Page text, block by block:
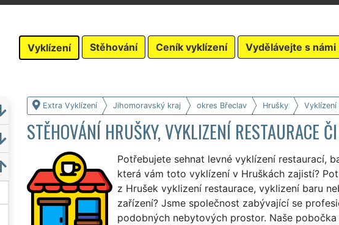
Vyklízení Stěhování Ceník vyklízení Vydělávejte s námi
Extra Vyklízení Jihomoravský kraj okres Břeclav Hrušky Vyklízení
STĚHOVÁNÍ HRUŠKY, VYKLIZENÍ RESTAURACE
Potřebujete sehnat levné vyklízení restaurací,
která vám toto vyklízení v Hruškách zajistí?
z Hrušek vyklizení restaurace, vyklizení baru
zařízení? Jsme společnost zabývající se
podobných nebytových prostor. Naše